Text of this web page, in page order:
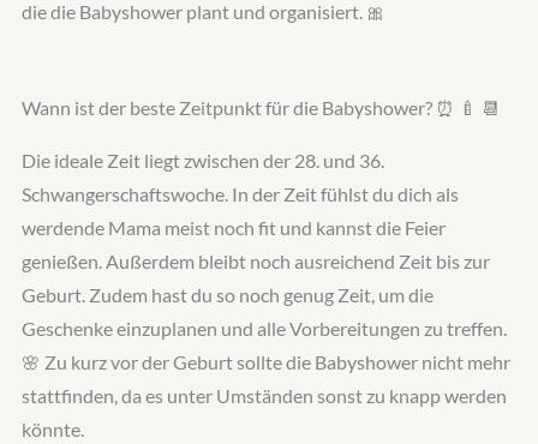
die die Babyshower plant und organisiert. 🎀
Wann ist der beste Zeitpunkt für die Babyshower? ⏰️ 🍼️ 📆
Die ideale Zeit liegt zwischen der 28. und 36.
Schwangerschaftswoche. In der Zeit fühlst du dich als
werdende Mama meist noch fit und kannst die Feier
genießen. Außerdem bleibt noch ausreichend Zeit bis zur
Geburt. Zudem hast du so noch genug Zeit, um die
Geschenke einzuplanen und alle Vorbereitungen zu treffen.
🌸 Zu kurz vor der Geburt sollte die Babyshower nicht mehr
stattfinden, da es unter Umständen sonst zu knapp werden
könnte.